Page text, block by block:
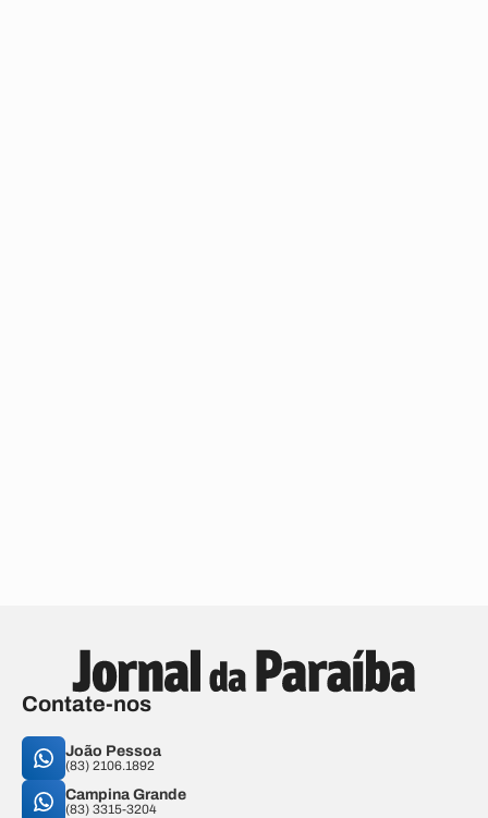
Contate-nos
João Pessoa
(83) 2106.1892
Campina Grande
(83) 3315-3204